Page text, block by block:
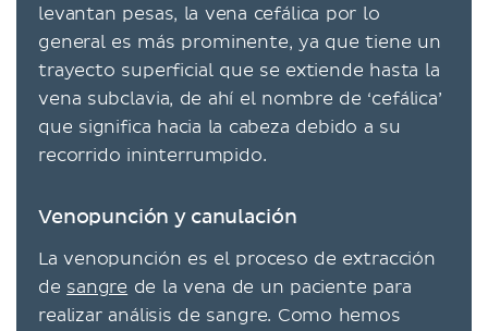
levantan pesas, la vena cefálica por lo
general es más prominente, ya que tiene un
trayecto superficial que se extiende hasta la
vena subclavia, de ahí el nombre de ‘cefálica’
que significa hacia la cabeza debido a su
recorrido ininterrumpido.
Venopunción y canulación
La venopunción es el proceso de extracción
de sangre de la vena de un paciente para
realizar análisis de sangre. Como hemos